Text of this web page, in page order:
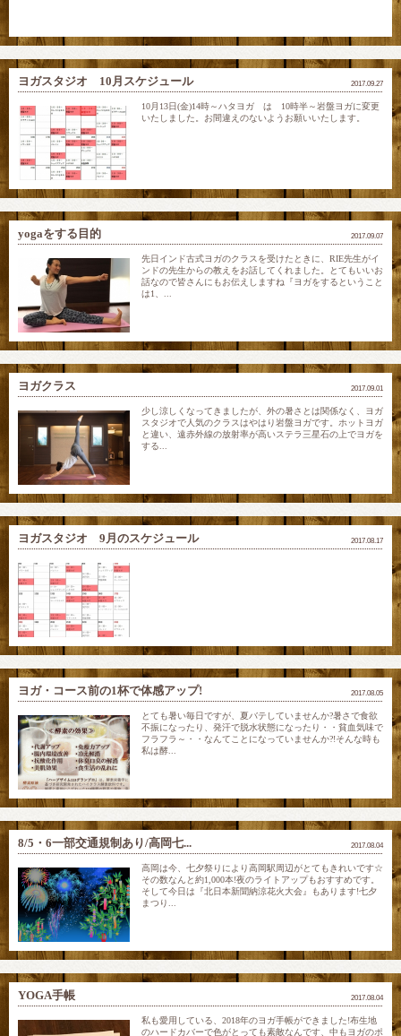
2017.09.27
ヨガスタジオ 10月スケジュール
10月13日(金)14時～ハタヨガ は 10時半～岩盤ヨガに変更
いたしました。お間違えのないようお願いいたします。
2017.09.07
yogaをする目的
先日インド古式ヨガのクラスを受けたときに、RIE先生がイ
ンドの先生からの教えをお話してくれました。とてもいいお
話なので皆さんにもお伝えしますね『ヨガをするということ
は1、...
2017.09.01
ヨガクラス
少し涼しくなってきましたが、外の暑さとは関係なく、ヨガ
スタジオで人気のクラスはやはり岩盤ヨガです。ホットヨガ
と違い、遠赤外線の放射率が高いステラ三星石の上でヨガを
する...
2017.08.17
ヨガスタジオ 9月のスケジュール
2017.08.05
ヨガ・コース前の1杯で体感アップ!
とても暑い毎日ですが、夏バテしていませんか?暑さで食欲
不振になったり、発汗で脱水状態になったり・・貧血気味で
フラフラ～・・なんてことになっていませんか?!そんな時も
私は酵...
2017.08.04
8/5・6一部交通規制あり/高岡七...
高岡は今、七夕祭りにより高岡駅周辺がとてもきれいです☆
その数なんと約1,000本!夜のライトアップもおすすめです。
そして今日は『北日本新聞納涼花火大会』もあります!七夕
まつり...
2017.08.04
YOGA手帳
私も愛用している、2018年のヨガ手帳ができました!布生地
のハードカバーで色がとっても素敵なんです、中もヨガのポ